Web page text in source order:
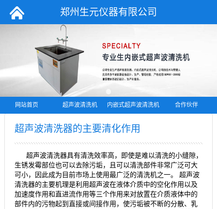
郑州生元仪器有限公司
网站首页 超声波清洗机 内嵌式超声波清洗机 合作伙伴
超声波清洗器的主要清化作用
超声波清洗器具有清洗效率高，即使是难以清洗的小缝隙，
生锈发霉部位也可以去除污垢，且可以清洗部件非常广泛可大
可小，因此成为目前市场上使用最广泛的清洗机之一。 超声波
清洗器的主要机理是利用超声波在液体介质中的空化作用以及
加速度作用和直进流作用等三个作用来对放置在介质液体中的
部件内的污物起到直接或间接作用，使污垢被不断的分散、乳